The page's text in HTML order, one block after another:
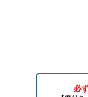
「目を護り、将来